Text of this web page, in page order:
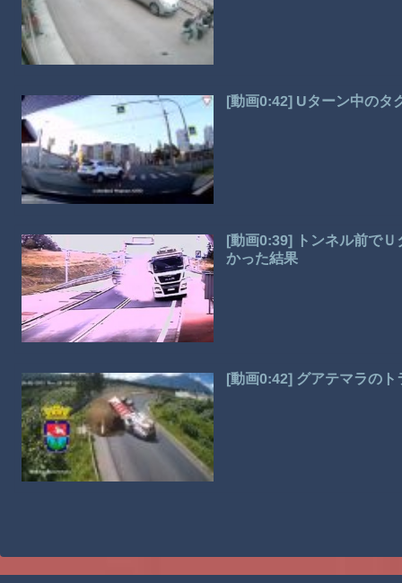
[動画0:42] Uターン中のタ
[動画0:39] トンネル前で
かった結果
[動画0:42] グアテマラの